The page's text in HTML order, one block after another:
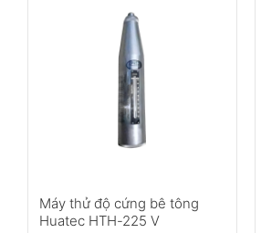
Máy thử độ cứng bê tông
Huatec HTH-225 V